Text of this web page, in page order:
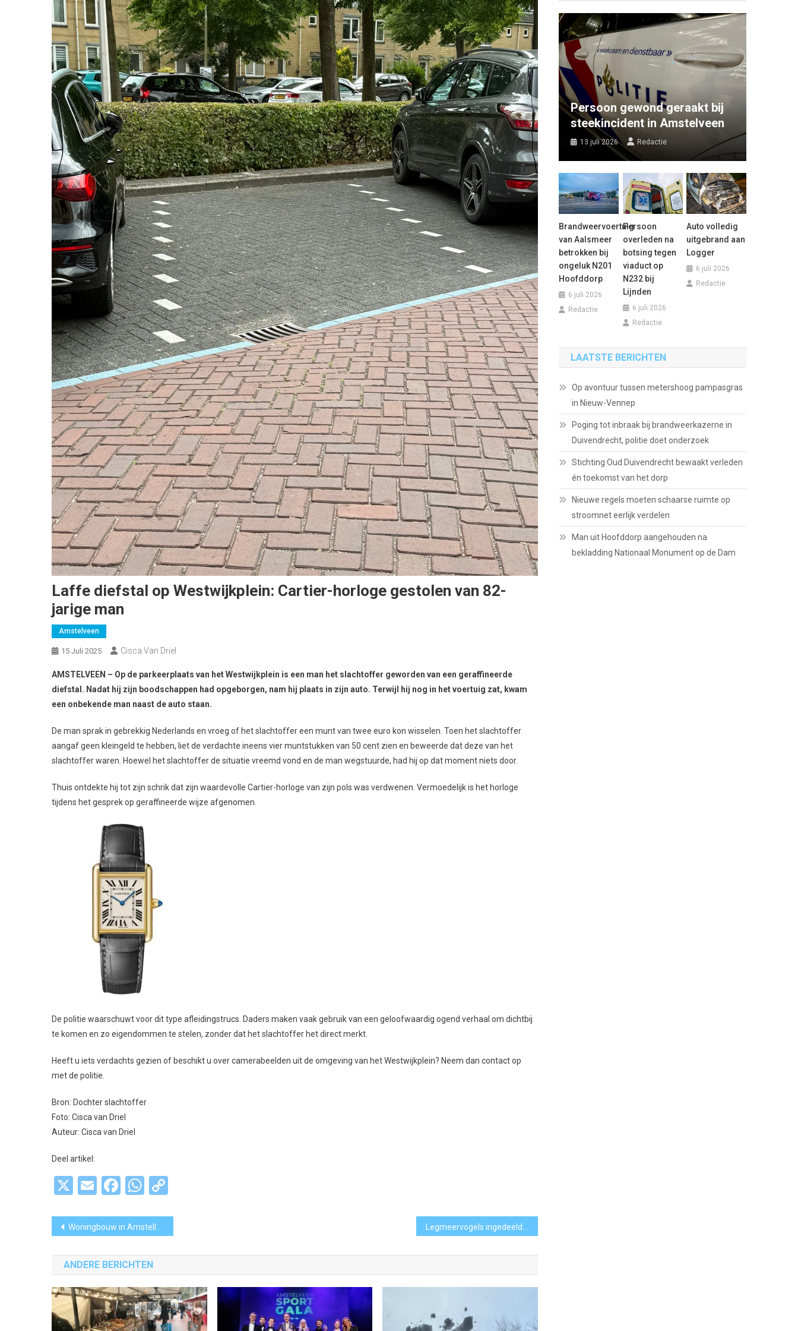
Laffe diefstal op Westwijkplein: Cartier-horloge gestolen van 82-
jarige man
Amstelveen
15 Juli 2025 Cisca Van Driel
AMSTELVEEN – Op de parkeerplaats van het Westwijkplein is een man het slachtoffer geworden van een geraffineerde
diefstal. Nadat hij zijn boodschappen had opgeborgen, nam hij plaats in zijn auto. Terwijl hij nog in het voertuig zat, kwam
een onbekende man naast de auto staan.
De man sprak in gebrekkig Nederlands en vroeg of het slachtoffer een munt van twee euro kon wisselen. Toen het slachtoffer
aangaf geen kleingeld te hebben, liet de verdachte ineens vier muntstukken van 50 cent zien en beweerde dat deze van het
slachtoffer waren. Hoewel het slachtoffer de situatie vreemd vond en de man wegstuurde, had hij op dat moment niets door.
Thuis ontdekte hij tot zijn schrik dat zijn waardevolle Cartier-horloge van zijn pols was verdwenen. Vermoedelijk is het horloge
tijdens het gesprek op geraffineerde wijze afgenomen.
De politie waarschuwt voor dit type afleidingstrucs. Daders maken vaak gebruik van een geloofwaardig ogend verhaal om dichtbij
te komen en zo eigendommen te stelen, zonder dat het slachtoffer het direct merkt.
Heeft u iets verdachts gezien of beschikt u over camerabeelden uit de omgeving van het Westwijkplein? Neem dan contact op
met de politie.
Bron: Dochter slachtoffer
Foto: Cisca van Driel
Auteur: Cisca van Driel
Deel artikel:
X EmailFacebook
WhatsApp
Bericht
navigatie
Woningbouw in Amstelland-Meerlanden: ’thuis’ in de streek
ANDERE BERICHTEN
Persoon gewond geraakt bij
steekincident in Amstelveen
13 juli 2026 Redactie
Brandweervoertuig
van Aalsmeer
betrokken bij
ongeluk N201
Hoofddorp
6 juli 2026
Redactie
Persoon
overleden na
botsing tegen
viaduct op
N232 bij
Lijnden
6 juli 2026
Redactie
Auto volledig
uitgebrand aan
Logger
6 juli 2026
Redactie
LAATSTE BERICHTEN
Op avontuur tussen metershoog pampasgras
in Nieuw-Vennep
Poging tot inbraak bij brandweerkazerne in
Duivendrecht, politie doet onderzoek
Stichting Oud Duivendrecht bewaakt verleden
én toekomst van het dorp
Nieuwe regels moeten schaarse ruimte op
stroomnet eerlijk verdelen
Man uit Hoofddorp aangehouden na
bekladding Nationaal Monument op de Dam